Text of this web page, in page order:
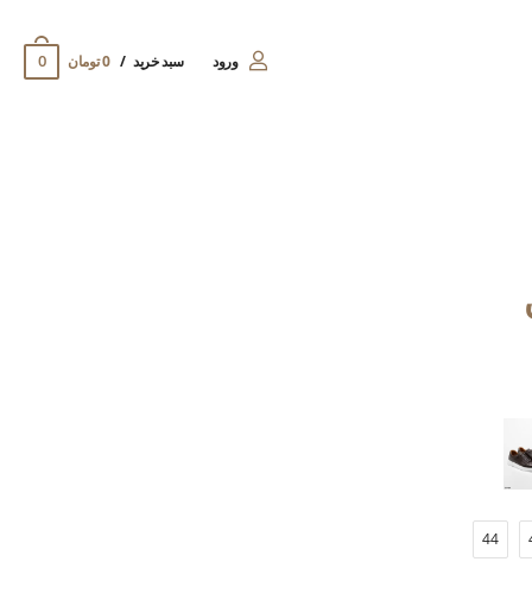
ورود سبد خرید 0 تومان 0
44